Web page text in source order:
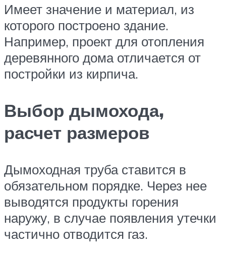
Имеет значение и материал, из
которого построено здание.
Например, проект для отопления
деревянного дома отличается от
постройки из кирпича.
Выбор дымохода,
расчет размеров
Дымоходная труба ставится в
обязательном порядке. Через нее
выводятся продукты горения
наружу, в случае появления утечки
частично отводится газ.